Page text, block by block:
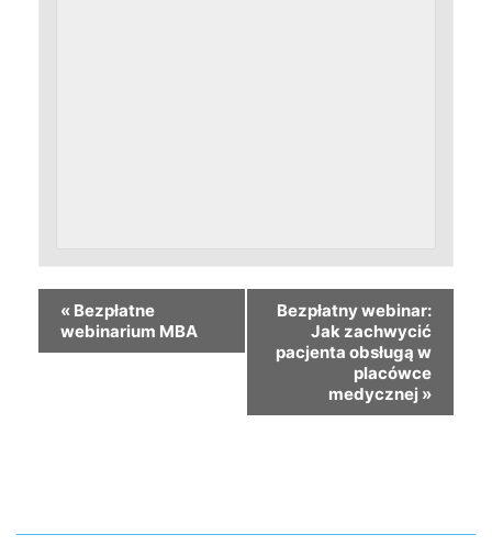
« Bezpłatne
webinarium MBA
Bezpłatny webinar:
Jak zachwycić
pacjenta obsługą w
placówce
medycznej »